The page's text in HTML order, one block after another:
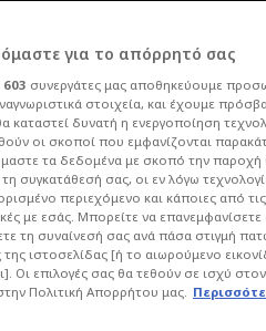
ΒΟΎΡΟΥ
άρθρα του Sportdog
στον φίλαθλο.
για το απόρρητό σας
603 συνεργάτες μας αποθηκεύουμε
στοιχεία, και έχουμε
καταστεί δυνατή η ενεργοποίηση
οι σκοποί που εμφανίζονται
τα δεδομένα με σκοπό την
συγκατάθεσή σας, οι εν λόγω
περιεχόμενο και κάποιες από
με εσάς. Μπορείτε να επανεμφανίσετε
τη συναίνεσή σας ανά πάσα στιγμή
ιστοσελίδας [ή το αιωρούμενο
Οι επιλογές σας θα τεθούν σε ισχύ
Πολιτική Απορρήτου μας.